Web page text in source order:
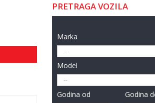
PRETRAGA VOZILA
Marka
Model
Godina od Godina